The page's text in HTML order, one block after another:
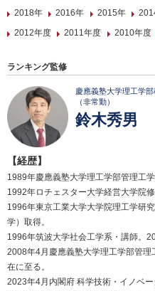
2018年
2016年 2015年
2012年度
2011年度 2010年度
ランキング監修
慶應義塾大学理工学
（非常勤）
鈴木秀男
【経歴】
1989年慶應義塾大学理工学部管理工学
1992年ロチェスター大学経営大学院修
1996年東京工業大学大学院理工学研
学）取得。
1996年筑波大学社会工学系・講師。
2008年4月慶應義塾大学理工学部管
在に至る。
2023年4月内閣府 科学技術・イノベ